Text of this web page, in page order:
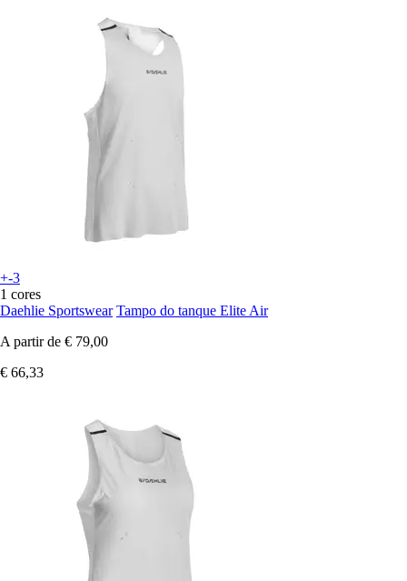
+-3
1 cores
Daehlie Sportswear Tampo do tanque Elite Air
A partir de € 79,00
€ 66,33